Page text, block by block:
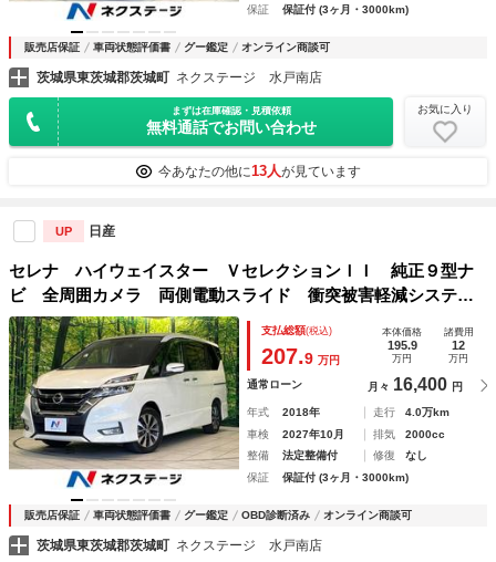
保証
保証付 (3ヶ月・3000km)
販売店保証 車両状態評価書 グー鑑定 オンライン商談可
茨城県東茨城郡茨城町 ネクステージ 水戸南店
まずは在庫確認・見積依頼
無料通話でお問い合わせ
お気に入り
今あなたの他に13人が見ています
UP 日産
セレナ ハイウェイスター ＶセレクションＩＩ 純正９型ナ
ビ 全周囲カメラ 両側電動スライド 衝突被害軽減システ
ム プロパイロット 禁煙車 ドラレコ コーナーセンサー
スマートキー ＬＥＤヘッド ビルトインＥＴＣ 純正１６イ
ンチアルミ
支払総額(税込)
207.9 万円
本体価格
195.9
万円
諸費用
12
万円
通常ローン 月々 16,400 円
年式 2018年 走行
4.0万km
車検
2027年10月 排気
2000cc
整備
法定整備付 修復
なし
保証
保証付 (3ヶ月・3000km)
販売店保証 車両状態評価書 グー鑑定 OBD診断済み オンライン商談可
茨城県東茨城郡茨城町 ネクステージ 水戸南店